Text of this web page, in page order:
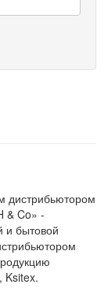
дистрибьютором
& Co» -
и бытовой
Ksitex.